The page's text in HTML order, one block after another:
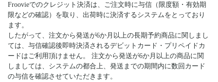
Froovieでのクレジット決済は、ご注文時に与信（限度額・有効期
限などの確認）を取り、出荷時に決済するシステムをとっており
ます。
したがって、注文から発送が6か月以上の長期予約商品に関しまし
ては、与信確認後即時決済されるデビットカード・プリペイドカ
ードはご利用頂けません。 注文から発送が6か月以上の商品に関
しましては、システムの都合上、発送までの期間内に数回カード
の与信を確認させていただきます。